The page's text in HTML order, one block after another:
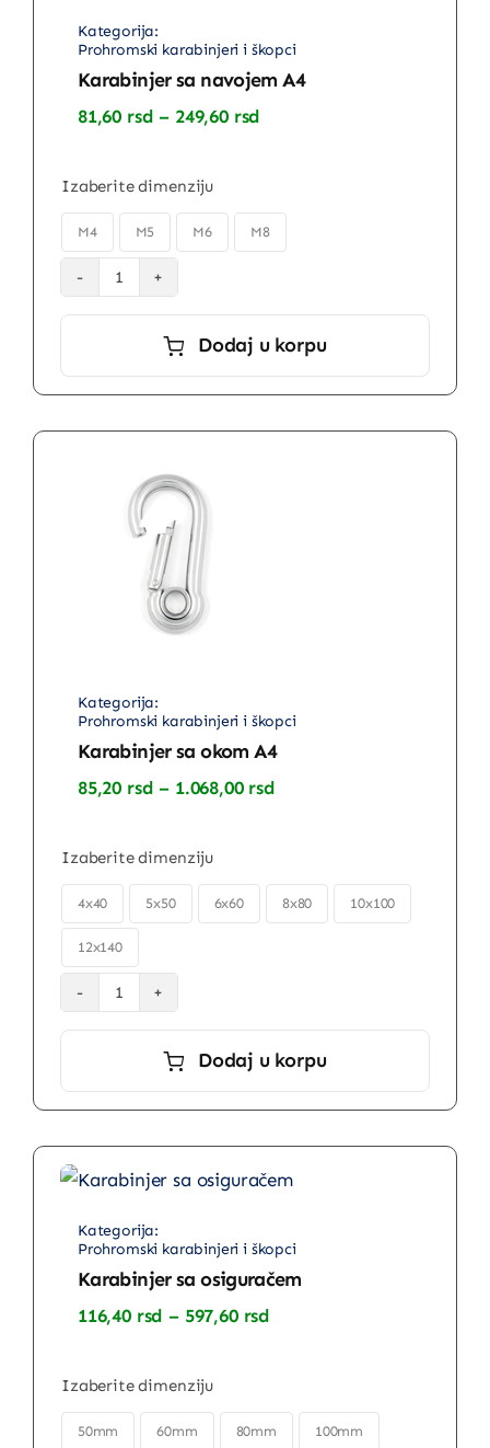
Prohromski karabinjeri i škopci
Karabinjer sa navojem A4
81,60 rsd – 249,60 rsd
249,60 rsd
Izaberite dimenziju
M4 M5 M6 M8
Karabinjer
sa
navojem
količina
Dodaj u korpu
Prohromski karabinjeri i škopci
Karabinjer sa okom A4
85,20 rsd – 1.068,00 rsdRaspon
1.068,00 rsd
Izaberite dimenziju
4x40 5x50 6x60 8x80 10x100
12x140
Karabinjer
sa
količina
Dodaj u korpu
Prohromski karabinjeri i škopci
Karabinjer sa osiguračem
116,40 rsd – 597,60 rsd
597,60 rsd
Izaberite dimenziju
50mm 60mm 80mm 100mm